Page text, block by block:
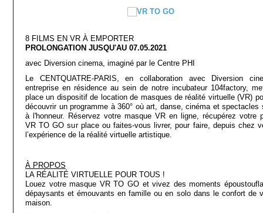
8 FILMS EN VR À EMPORTER
PROLONGATION JUSQU'AU 07.05.2021
avec Diversion cinema, imaginé par le Centre PHI
Le CENTQUATRE-PARIS, en collaboration avec Diversion
entreprise en résidence au sein de notre incubateur 104factory,
place un dispositif de location de masques de réalité virtuelle (VR)
découvrir un programme à 360° où art, danse, cinéma et spectacles
à l'honneur. Réservez votre masque VR en ligne, récupérez votre
VR TO GO sur place ou faites-vous livrer, pour faire, depuis chez
l’expérience de la réalité virtuelle artistique.
À PROPOS
LA RÉALITÉ VIRTUELLE POUR TOUS !
Louez votre masque VR TO GO et vivez des moments
dépaysants et émouvants en famille ou en solo dans le confort de
maison.